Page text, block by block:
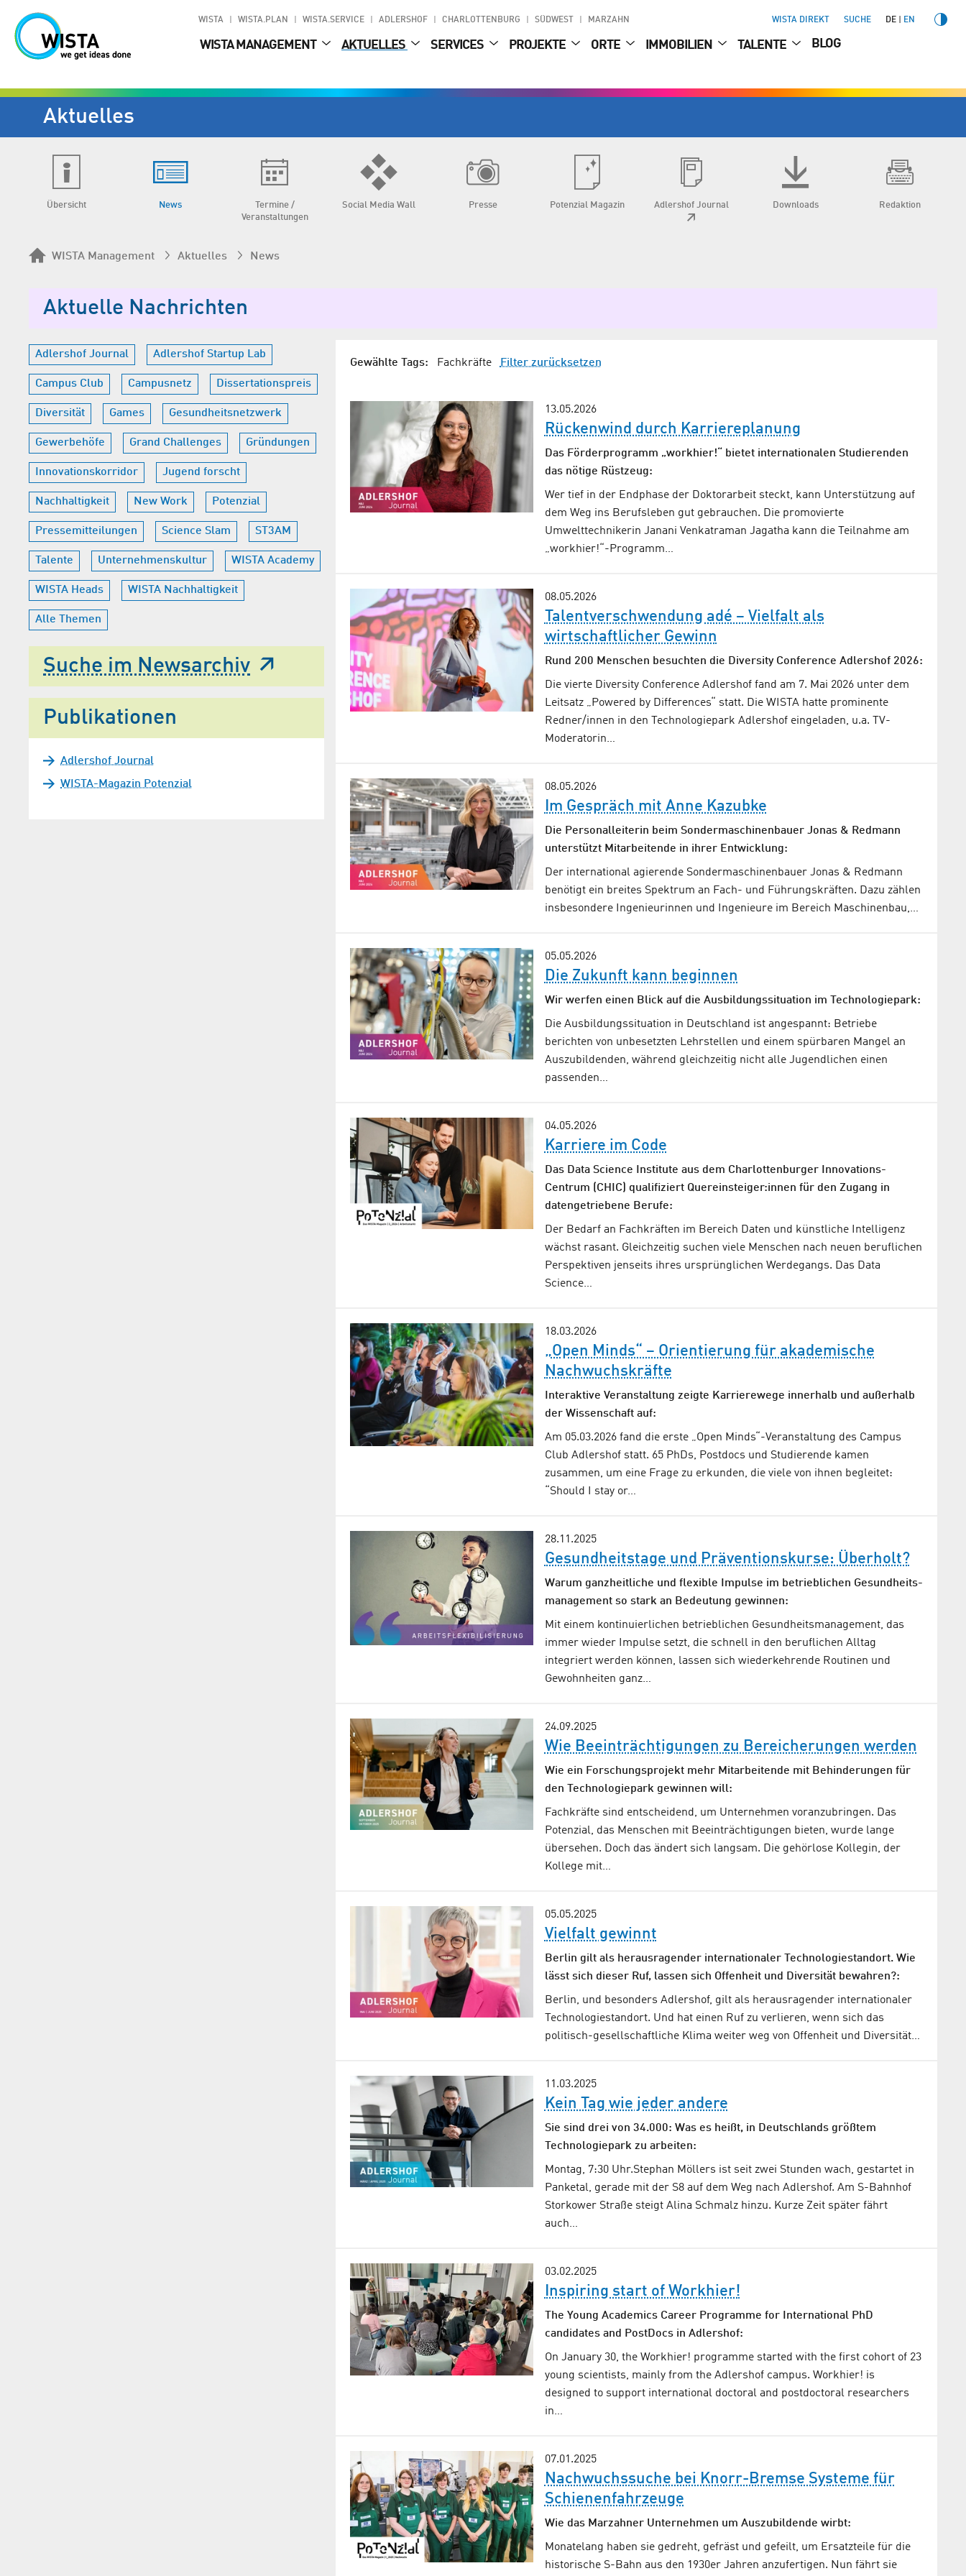
WISTA WISTA.PLAN WISTA.SERVICE ADLERSHOF CHARLOTTENBURG SÜDWEST MARZAHN WISTA DIREKT SUCHE DE EN
WISTA MANAGEMENT AKTUELLES SERVICES PROJEKTE ORTE IMMOBILIEN TALENTE BLOG
Aktuelles
Übersicht News
Termine /
Veranstaltungen
Social Media Wall Presse Potenzial Magazin Adlershof Journal Downloads Redaktion
WISTA Management Aktuelles News
Aktuelle Nachrichten
Adlershof Journal Adlershof Startup Lab
Campus Club Campusnetz Dissertationspreis
Diversität Games Gesundheitsnetzwerk
Gewerbehöfe Grand Challenges Gründungen
Innovationskorridor Jugend forscht
Nachhaltigkeit New Work Potenzial
Pressemitteilungen Science Slam ST3AM
Talente Unternehmenskultur WISTA Academy
WISTA Heads WISTA Nachhaltigkeit
Alle Themen
Suche im Newsarchiv
Publikationen
Adlershof Journal
WISTA-Magazin Potenzial
Gewählte Tags: Fachkräfte Filter zurücksetzen
13.05.2026
Rückenwind durch Karriereplanung
Das Förderprogramm „workhier!“ bietet internationalen Studierenden
das nötige Rüstzeug:
Wer tief in der Endphase der Doktorarbeit steckt, kann Unterstützung auf
dem Weg ins Berufsleben gut gebrauchen. Die promovierte
Umwelttechnikerin Janani Venkatraman Jagatha kann die Teilnahme am
„workhier!“-Programm…
08.05.2026
Talentverschwendung adé – Vielfalt als
wirtschaftlicher Gewinn
Rund 200 Menschen besuchten die Diversity Conference Adlershof 2026:
Die vierte Diversity Conference Adlershof fand am 7. Mai 2026 unter dem
Leitsatz „Powered by Differences“ statt. Die WISTA hatte prominente
Redner/innen in den Technologiepark Adlershof eingeladen, u.a. TV-
Moderatorin…
08.05.2026
Im Gespräch mit Anne Kazubke
Die Personalleiterin beim Sonder­maschinen­bauer Jonas & Redmann
unterstützt Mitarbeitende in ihrer Entwicklung:
Der international agierende Sondermaschinenbauer Jonas & Redmann
benötigt ein breites Spektrum an Fach- und Führungskräften. Dazu zählen
insbesondere Ingenieurinnen und Ingenieure im Bereich Maschinenbau,…
05.05.2026
Die Zukunft kann beginnen
Wir werfen einen Blick auf die Ausbildungssituation im Technologiepark:
Die Ausbildungssituation in Deutschland ist angespannt: Betriebe
berichten von unbesetzten Lehrstellen und einem spürbaren Mangel an
Auszubildenden, während gleichzeitig nicht alle Jugendlichen einen
passenden…
04.05.2026
Karriere im Code
Das Data Science Institute aus dem Charlottenburger Innovations-
Centrum (CHIC) qualifiziert Quereinsteiger:innen für den Zugang in
datengetriebene Berufe:
Der Bedarf an Fachkräften im Bereich Daten und künstliche Intelligenz
wächst rasant. Gleichzeitig suchen viele Menschen nach neuen beruflichen
Perspektiven jenseits ihres ursprünglichen Werdegangs. Das Data
Science…
18.03.2026
„Open Minds“ – Orientierung für akademische
Nachwuchskräfte
Interaktive Veranstaltung zeigte Karrierewege innerhalb und außerhalb
der Wissenschaft auf:
Am 05.03.2026 fand die erste „Open Minds“-Veranstaltung des Campus
Club Adlershof statt. 65 PhDs, Postdocs und Studierende kamen
zusammen, um eine Frage zu erkunden, die viele von ihnen begleitet:
“Should I stay or…
28.11.2025
Gesundheitstage und Präventionskurse: Überholt?
Warum ganzheitliche und flexible Impulse im betrieblichen Gesundheits­
management so stark an Bedeutung gewinnen:
Mit einem kontinuierlichen betrieblichen Gesundheitsmanagement, das
immer wieder Impulse setzt, die schnell in den beruflichen Alltag
integriert werden können, lassen sich wiederkehrende Routinen und
Gewohnheiten ganz…
24.09.2025
Wie Beeinträchtigungen zu Bereicherungen werden
Wie ein Forschungsprojekt mehr Mitarbeitende mit Behinderungen für
den Technologiepark gewinnen will:
Fachkräfte sind entscheidend, um Unternehmen voranzubringen. Das
Potenzial, das Menschen mit Beeinträchtigungen bieten, wurde lange
übersehen. Doch das ändert sich langsam. Die gehörlose Kollegin, der
Kollege mit…
05.05.2025
Vielfalt gewinnt
Berlin gilt als herausragender internationaler Technologiestandort. Wie
lässt sich dieser Ruf, lassen sich Offenheit und Diversität bewahren?:
Berlin, und besonders Adlershof, gilt als herausragender internationaler
Technologiestandort. Und hat einen Ruf zu verlieren, wenn sich das
politisch-gesellschaftliche Klima weiter weg von Offenheit und Diversität…
11.03.2025
Kein Tag wie jeder andere
Sie sind drei von 34.000: Was es heißt, in Deutschlands größtem
Technologiepark zu arbeiten:
Montag, 7:30 Uhr.Stephan Möllers ist seit zwei Stunden wach, gestartet in
Panketal, gerade mit der S8 auf dem Weg nach Adlershof. Am S-Bahnhof
Storkower Straße steigt Alina Schmalz hinzu. Kurze Zeit später fährt
auch…
03.02.2025
Inspiring start of Workhier!
The Young Academics Career Programme for International PhD
candidates and PostDocs in Adlershof:
On January 30, the Workhier! programme started with the first cohort of 23
young scientists, mainly from the Adlershof campus. Workhier! is
designed to support international doctoral and postdoctoral researchers
in…
07.01.2025
Nachwuchssuche bei Knorr-Bremse Systeme für
Schienenfahrzeuge
Wie das Marzahner Unternehmen um Auszubildende wirbt:
Monatelang haben sie gedreht, gefräst und gefeilt, um Ersatzteile für die
historische S-Bahn aus den 1930er Jahren anzufertigen. Nun fährt sie